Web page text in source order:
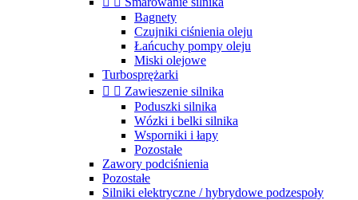
Bagnety
Czujniki ciśnienia oleju
Łańcuchy pompy oleju
Miski olejowe
Turbosprężarki
  Zawieszenie silnika
Poduszki silnika
Wózki i belki silnika
Wsporniki i łapy
Pozostałe
Zawory podciśnienia
Pozostałe
Silniki elektryczne / hybrydowe podzespoły